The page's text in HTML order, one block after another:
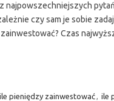
najpowszechniejszych
czy sam je sobie
Czas
ile pieniędzy zainwestować, ile